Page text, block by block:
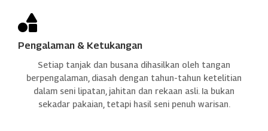

Pengalaman & Ketukangan
Setiap tanjak dan busana dihasilkan oleh tangan
berpengalaman, diasah dengan tahun-tahun ketelitian
dalam seni lipatan, jahitan dan rekaan asli. Ia bukan
sekadar pakaian, tetapi hasil seni penuh warisan.